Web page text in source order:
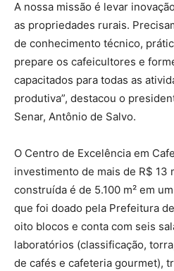
A nossa missão é levar
as propriedades rurais.
de conhecimento técnico,
prepare os cafeicultores e
capacitados para todas as
produtiva”, destacou o
Senar, Antônio de Salvo.
O Centro de Excelência em
investimento de mais de R$ 13
construída é de 5.100 m² em
que foi doado pela Prefeitura
oito blocos e conta com seis
laboratórios (classificação,
de cafés e cafeteria gourmet),